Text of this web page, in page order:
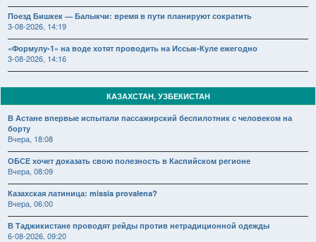
Поезд Бишкек — Балыкчи: время в пути планируют сократить
3-08-2026, 14:19
«Формулу-1» на воде хотят проводить на Иссык-Куле ежегодно
3-08-2026, 14:16
КАЗАХСТАН, УЗБЕКИСТАН
В Астане впервые испытали пассажирский беспилотник с человеком на
борту
Вчера, 18:08
ОБСЕ хочет доказать свою полезность в Каспийском регионе
Вчера, 08:09
Казахская латиница: missia provalena?
Вчера, 06:00
В Таджикистане проводят рейды против нетрадиционной одежды
6-08-2026, 09:20